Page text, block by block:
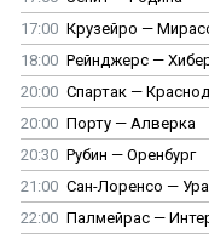
17:00 Крузейро —
18:00 Рейнджерс —
20:00 Спартак —
20:00 Порту — Алверка
20:30 Рубин — Оренбург
21:00 Сан-Лоренсо —
22:00 Палмейрас —